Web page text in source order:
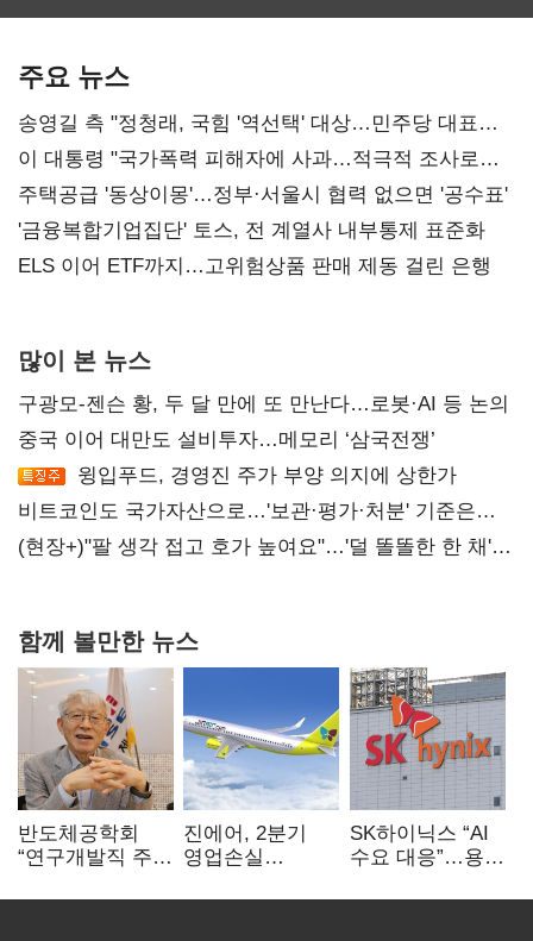
주요 뉴스
송영길 측 "정청래, 국힘 '역선택' 대상…민주당 대표로
총선 지휘 못해"
이 대통령 "국가폭력 피해자에 사과…적극적 조사로
진실 밝혀야"
주택공급 '동상이몽'…정부·서울시 협력 없으면 '공수표'
'금융복합기업집단' 토스, 전 계열사 내부통제 표준화
ELS 이어 ETF까지…고위험상품 판매 제동 걸린 은행
많이 본 뉴스
구광모-젠슨 황, 두 달 만에 또 만난다…로봇·AI 등 논의
중국 이어 대만도 설비투자…메모리 ‘삼국전쟁’
윙입푸드, 경영진 주가 부양 의지에 상한가
비트코인도 국가자산으로…'보관·평가·처분' 기준은
숙제
(현장+)"팔 생각 접고 호가 높여요"…'덜 똘똘한 한 채'
함께 볼만한 뉴스
반도체공학회
“연구개발직 주
개선해야”
진에어, 2분기
영업손실
상승 여파
SK하이닉스 “AI
수요 대응”…용인
투자